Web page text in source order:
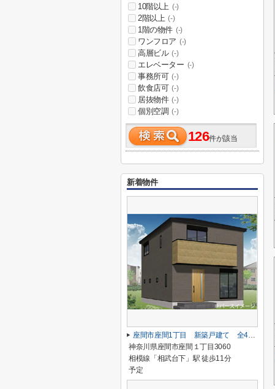
10階以上 (-)
2階以上 (-)
1階の物件 (-)
ワンフロア (-)
高層ビル (-)
エレベーター (-)
事務所可 (-)
飲食店可 (-)
居抜物件 (-)
個別空調 (-)
126件が該当
新着物件
座間市座間1丁目 新築戸建て 全4棟 【仲介手数料無料】
神奈川県座間市座間１丁目3060
相模線「相武台下」駅 徒歩11分
予定